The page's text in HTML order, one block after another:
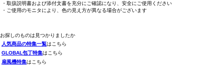
・取扱説明書および添付文書を充分にご確認になり、安全にご使用ください
・ご使用のモニタにより、色の見え方が異なる場合がございます
お探しのものは見つかりましたか
人気商品の特集一覧はこちら
GLOBAL包丁特集はこちら
扇風機特集はこちら